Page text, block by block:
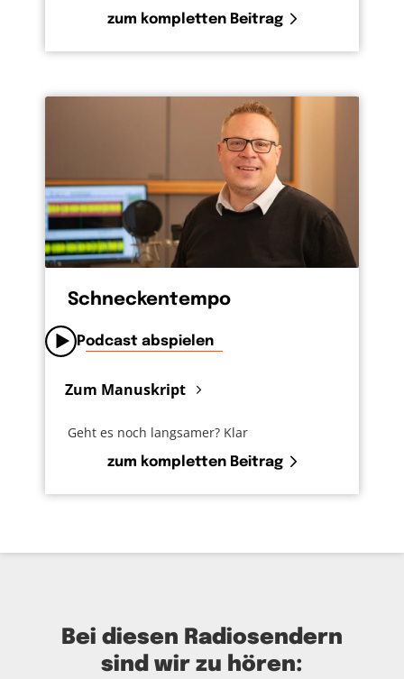
zum kompletten Beitrag
Schneckentempo
Podcast abspielen
Zum Manuskript
Geht es noch langsamer? Klar
zum kompletten Beitrag
Bei diesen Radiosendern
sind wir zu hören: